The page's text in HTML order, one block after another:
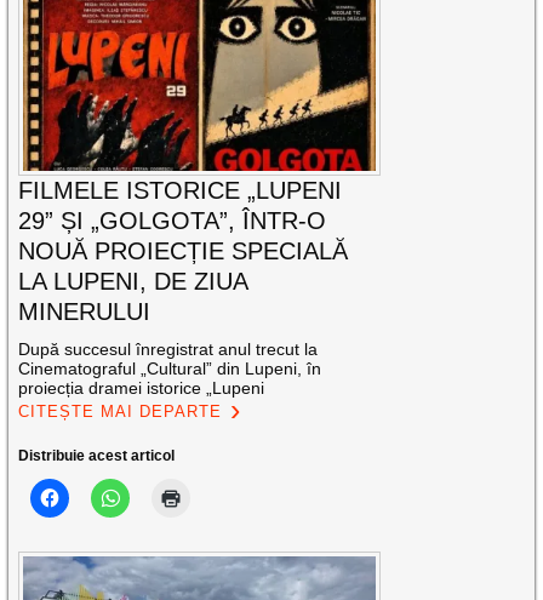
FILMELE ISTORICE „LUPENI
29” ȘI „GOLGOTA”, ÎNTR-O
NOUĂ PROIECȚIE SPECIALĂ
LA LUPENI, DE ZIUA
MINERULUI
După succesul înregistrat anul trecut la
Cinematograful „Cultural” din Lupeni, în
proiecția dramei istorice „Lupeni
CITEȘTE MAI DEPARTE
Distribuie acest articol